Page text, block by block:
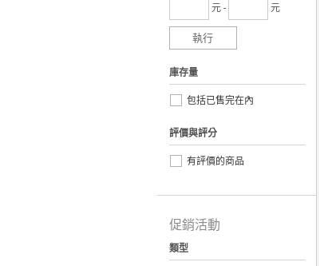
元 - 元
執行
庫存量
包括已售完在內
評價與評分
有評價的商品
促銷活動
類型